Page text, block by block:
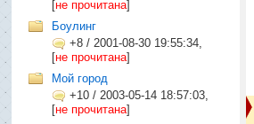
[не прочитана]
Боулинг
+8 / 2001-08-30 19:55:34,
[не прочитана]
Мой город
+10 / 2003-05-14 18:57:03,
[не прочитана]